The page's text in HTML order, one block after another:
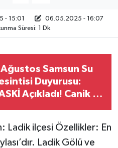
- 15:01
06.05.2025 - 16:07
Süresi: 1 Dk
Samsun Su
Duyurusu:
Açıkladı! Canik ve
Gelecek?
Ladik ilçesi Özellikler: En
Ladik Gölü ve